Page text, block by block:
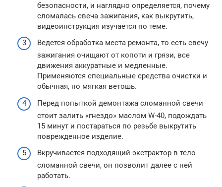
безопасности, и наглядно определяется, почему
сломалась свеча зажигания, как выкрутить,
видеоинструкция изучается по теме.
Ведется обработка места ремонта, то есть свечу
зажигания очищают от копоти и грязи, все
движения аккуратные и медленные.
Применяются специальные средства очистки и
обычная, но мягкая ветошь.
Перед попыткой демонтажа сломанной свечи
стоит залить «гнездо» маслом W-40, подождать
15 минут и постараться по резьбе выкрутить
поврежденное изделие.
Вкручивается подходящий экстрактор в тело
сломанной свечи, он позволит далее с ней
работать.